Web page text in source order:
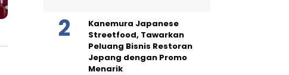
Kanemura Japanese
Streetfood, Tawarkan
Peluang Bisnis Restoran
Jepang dengan Promo
Menarik